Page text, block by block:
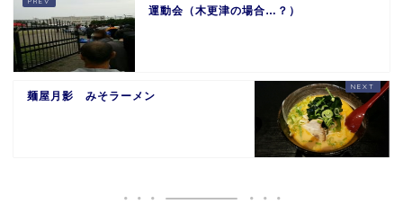
運動会（木更津の場合…？）
麺屋月影 みそラーメン